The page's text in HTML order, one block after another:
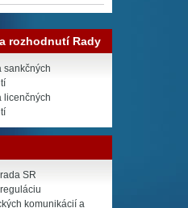
rozhodnutí Rady
sankčných
licenčných
SR
komunikácií a